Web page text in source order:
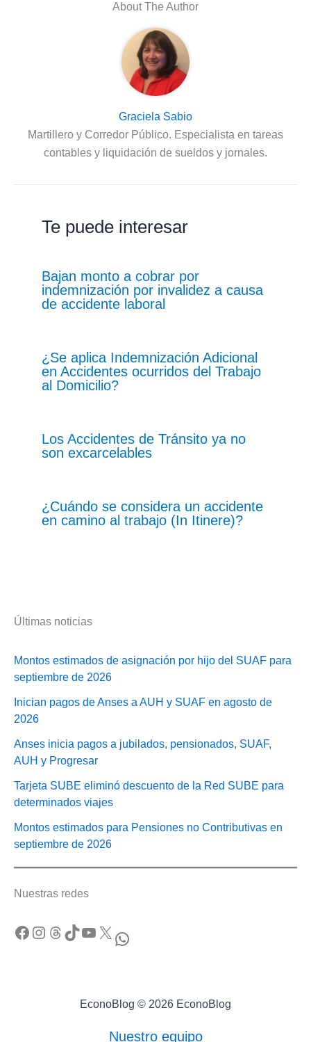
About The Author
Graciela Sabio
Martillero y Corredor Público. Especialista en tareas
contables y liquidación de sueldos y jornales.
Te puede interesar
Bajan monto a cobrar por
indemnización por invalidez a causa
de accidente laboral
¿Se aplica Indemnización Adicional
en Accidentes ocurridos del Trabajo
al Domicilio?
Los Accidentes de Tránsito ya no
son excarcelables
¿Cuándo se considera un accidente
en camino al trabajo (In Itinere)?
Últimas noticias
Montos estimados de asignación por hijo del SUAF para
septiembre de 2026
Inician pagos de Anses a AUH y SUAF en agosto de
2026
Anses inicia pagos a jubilados, pensionados, SUAF,
AUH y Progresar
Tarjeta SUBE eliminó descuento de la Red SUBE para
determinados viajes
Montos estimados para Pensiones no Contributivas en
septiembre de 2026
Nuestras redes
Facebook Instagram Threads TikTok YouTube X WhatsApp
EconoBlog © 2026 EconoBlog
Nuestro equipo